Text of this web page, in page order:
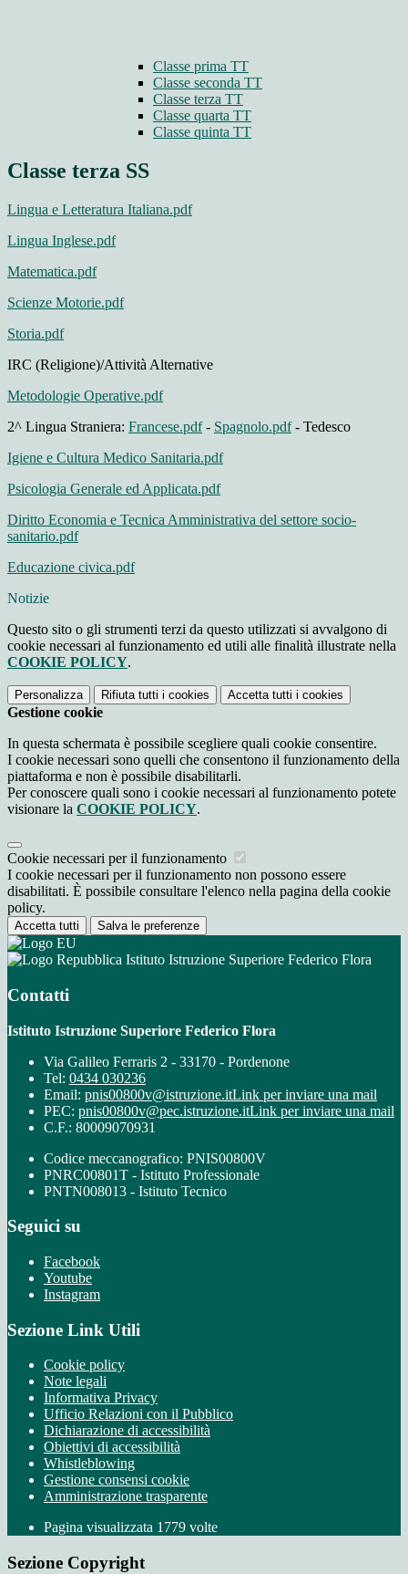
Classe prima TT
Classe seconda TT
Classe terza TT
Classe quarta TT
Classe quinta TT
Classe terza SS
Lingua e Letteratura Italiana.pdf
Lingua Inglese.pdf
Matematica.pdf
Scienze Motorie.pdf
Storia.pdf
IRC (Religione)/Attività Alternative
Metodologie Operative.pdf
2^ Lingua Straniera: Francese.pdf- Spagnolo.pdf- Tedesco
Igiene e Cultura Medico Sanitaria.pdf
Psicologia Generale ed Applicata.pdf
Diritto Economia e Tecnica Amministrativa del settore socio-
sanitario.pdf
Educazione civica.pdf
Notizie
Questo sito o gli strumenti terzi da questo utilizzati si avvalgono di
cookie necessari al funzionamento ed utili alle finalità illustrate nella
COOKIE POLICY.
Personalizza Rifiuta tutti i cookies Accetta tutti i cookies
Gestione cookie
In questa schermata è possibile scegliere quali cookie consentire.
I cookie necessari sono quelli che consentono il funzionamento della
piattaforma e non è possibile disabilitarli.
Per conoscere quali sono i cookie necessari al funzionamento potete
visionare la COOKIE POLICY.
Cookie necessari per il funzionamento
I cookie necessari per il funzionamento non possono essere
disabilitati. È possibile consultare l'elenco nella pagina della cookie
policy.
Accetta tutti Salva le preferenze
Istituto Istruzione Superiore Federico Flora
Contatti
Istituto Istruzione Superiore Federico Flora
Via Galileo Ferraris 2 - 33170 - Pordenone
Tel: 0434 030236
Email: pnis00800v@istruzione.itLink per inviare una mail
PEC: pnis00800v@pec.istruzione.itLink per inviare una mail
C.F.: 80009070931
Codice meccanografico: PNIS00800V
PNRC00801T - Istituto Professionale
PNTN008013 - Istituto Tecnico
Seguici su
Facebook
Youtube
Instagram
Sezione Link Utili
Cookie policy
Note legali
Informativa Privacy
Ufficio Relazioni con il Pubblico
Dichiarazione di accessibilità
Obiettivi di accessibilità
Whistleblowing
Gestione consensi cookie
Amministrazione trasparente
Pagina visualizzata 1779 volte
Sezione Copyright